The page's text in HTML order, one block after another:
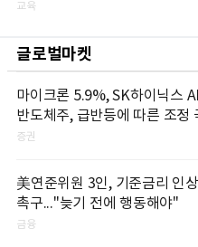
교육
글로벌마켓
마이크론 5.9%, SK하이닉스
반도체주, 급반등에 따른 조정
증권
美연준위원 3인, 기준금리 인
촉구..."늦기 전에 행동해야"
금융